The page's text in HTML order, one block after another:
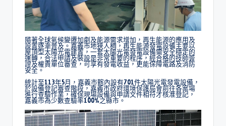
隨著全球氣候變遷加劇及能源需求增加，再生能源的應用及
設置逐漸普及。嘉義市地狹人稠，再生能源發電設備主要以
屋頂型太陽光電建置，一套太陽光電發電設備需安全穩定的
運轉，合法申請及裝設是非常重要的程序，經合格的技師簽
證及權責單位審查，可享有發電收益，更能保障電路及消防
安全。
統計至113年5月，嘉義市轄內設有701件太陽光電發電設備，
於設備登記審查階段，嘉義市政府環境保護局會前往各案場
進行查驗作業，確保現場設備與申請文件相符才核准登記，
嘉義市為少數查驗率100%之縣市。